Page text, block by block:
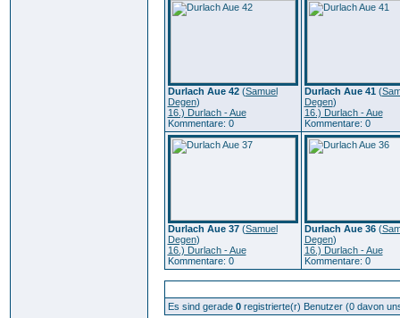
Durlach Aue 42(Samuel
Degen)
16.) Durlach - Aue
Kommentare: 0
Durlach Aue 41(
Degen)
16.) Durlach - Aue
Kommentare: 0
Durlach Aue 37(Samuel
Degen)
16.) Durlach - Aue
Kommentare: 0
Durlach Aue 36(
Degen)
16.) Durlach - Aue
Kommentare: 0
Es sind gerade 0registrierte(r) Benutzer (0 davon